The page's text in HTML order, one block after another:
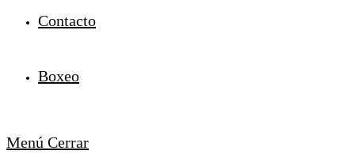
Contacto
Boxeo
Menú Cerrar